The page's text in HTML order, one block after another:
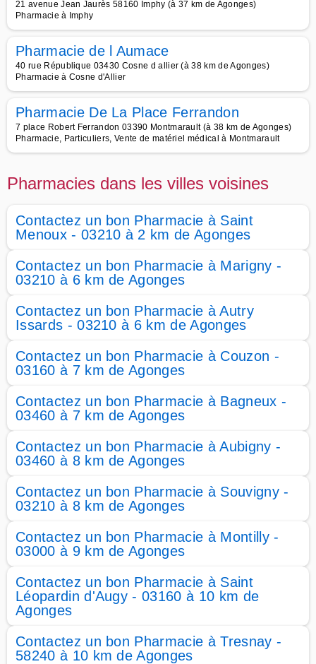
21 avenue Jean Jaurès 58160 Imphy (à 37 km de Agonges)
Pharmacie à Imphy
Pharmacie de l Aumace
40 rue République 03430 Cosne d allier (à 38 km de Agonges)
Pharmacie à Cosne d'Allier
Pharmacie De La Place Ferrandon
7 place Robert Ferrandon 03390 Montmarault (à 38 km de Agonges)
Pharmacie, Particuliers, Vente de matériel médical à Montmarault
Pharmacies dans les villes voisines
Contactez un bon Pharmacie à Saint
Menoux - 03210 à 2 km de Agonges
Contactez un bon Pharmacie à Marigny -
03210 à 6 km de Agonges
Contactez un bon Pharmacie à Autry
Issards - 03210 à 6 km de Agonges
Contactez un bon Pharmacie à Couzon -
03160 à 7 km de Agonges
Contactez un bon Pharmacie à Bagneux -
03460 à 7 km de Agonges
Contactez un bon Pharmacie à Aubigny -
03460 à 8 km de Agonges
Contactez un bon Pharmacie à Souvigny -
03210 à 8 km de Agonges
Contactez un bon Pharmacie à Montilly -
03000 à 9 km de Agonges
Contactez un bon Pharmacie à Saint
Léopardin d'Augy - 03160 à 10 km de
Agonges
Contactez un bon Pharmacie à Tresnay -
58240 à 10 km de Agonges